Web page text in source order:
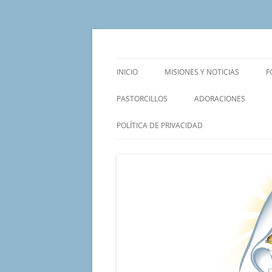
Saltar
INICIO MISIONES Y NOTICIAS
PASTORCILLOS ADORACIONES
POLÍTICA DE PRIVACIDAD